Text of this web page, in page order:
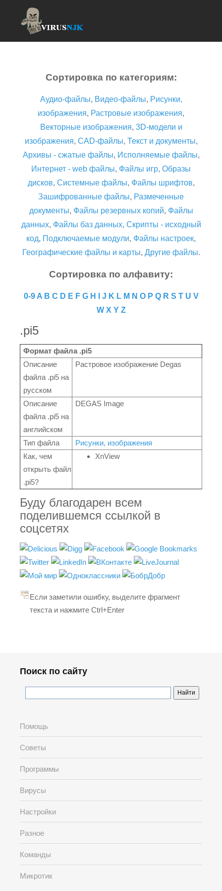
Сортировка по категориям:
Аудио-файлы, Видео-файлы, Рисунки,
изображения, Растровые изображения,
Векторные изображения, 3D-модели и
изображения, CAD-файлы, Текст и документы,
Архивы - сжатые файлы, Исполняемые файлы,
Интернет - web файлы, Файлы игр, Образы
дисков, Системные файлы, Файлы шрифтов,
Зашифрованные файлы, Размеченные
документы, Файлы резервных копий, Файлы
данных, Файлы баз данных, Скрипты - исходный
код, Подключаемые модули, Файлы настроек,
Географические файлы и карты, Другие файлы.
Сортировка по алфавиту:
0-9 A B C D E F G H J K L M N O P Q R S T U V
W X Y Z
.pi5
Формат файла .pi5
Описание
файла .pi5 на
русском
Растровое изображение Degas
Описание
файла .pi5 на
английском
DEGAS Image
Тип файла
Рисунки, изображения
Как, чем
открыть файл
.pi5?
XnView
Буду благодарен всем
поделившемся ссылкой в
соцсетях
Если заметили ошибку, выделите фрагмент
текста и нажмите Ctrl+Enter
Поиск по сайту
Помощь
Советы
Программы
Вирусы
Настройки
Разное
Команды
Микротик